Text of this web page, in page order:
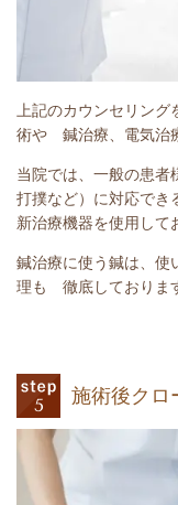
上記のカウンセリン
術や 鍼治療、電気治
当院では、一般の患者
打撲など）に対応でき
新治療機器を使用して
鍼治療に使う鍼は、使
理も 徹底しておりま
施術後クロ